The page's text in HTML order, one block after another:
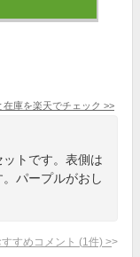
在庫を楽天でチェック >>
トです。表側は
パープルがおし
すめコメント (1 件) >